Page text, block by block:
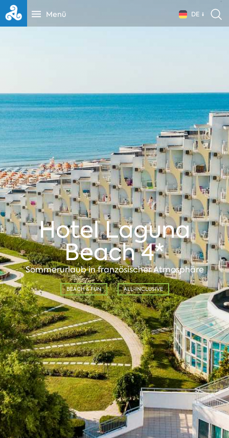
Menü DE
Hotel Laguna
Beach 4*
Sommerurlaub in französischer Atmosphäre
BEACH & FUN ALL-INCLUSIVE